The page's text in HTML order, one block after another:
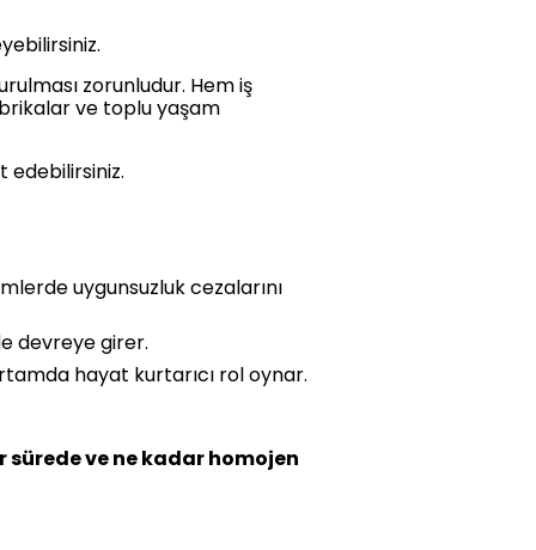
zorunludur. Hem iş
ve toplu yaşam
edebilirsiniz.
uygunsuzluk cezalarını
devreye girer.
hayat kurtarıcı rol oynar.
ve ne kadar homojen